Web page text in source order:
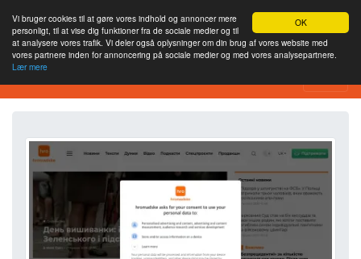
OK
Vi bruger cookies til at gøre vores indhold og annoncer mere
personligt, til at vise dig funktioner fra de sociale medier og til
at analysere vores trafik. Vi deler også oplysninger om din brug af vores website med
vores partnere inden for annoncering på sociale medier og med vores analysepartnere.
Lær mere
Værktøj til webstedsanalyse